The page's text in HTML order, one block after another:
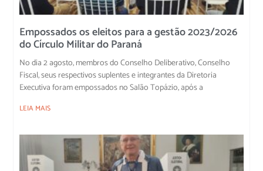
Empossados os eleitos para a gestão 2023/2026
do Círculo Militar do Paraná
No dia 2 agosto, membros do Conselho Deliberativo, Conselho
Fiscal, seus respectivos suplentes e integrantes da Diretoria
Executiva foram empossados no Salão Topázio, após a
LEIA MAIS